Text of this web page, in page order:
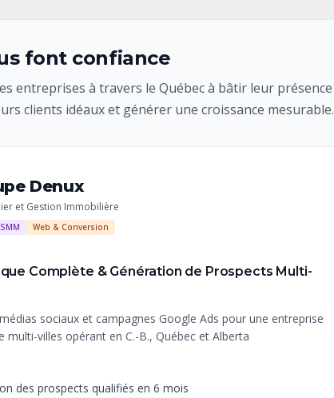
font confiance
entreprises à travers le Québec à bâtir leur présence
clients idéaux et générer une croissance mesurable.
Denux
et Gestion Immobilière
SMM Web & Conversion
Complète & Génération de Prospects Multi-
sociaux et campagnes Google Ads pour une entreprise
multi-villes opérant en C.-B., Québec et Alberta
des prospects qualifiés en 6 mois